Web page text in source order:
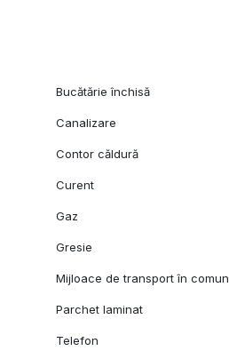
Bucătărie închisă
Canalizare
Contor căldură
Curent
Gaz
Gresie
Mijloace de transport în comun
Parchet laminat
Telefon